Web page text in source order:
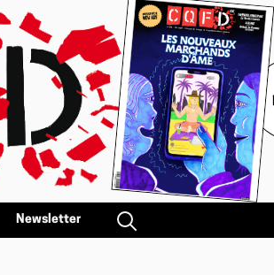
Newsletter